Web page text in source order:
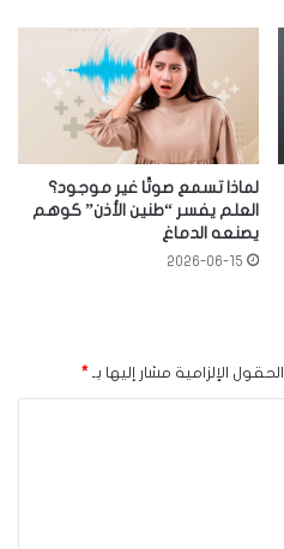
لماذا تسمع صوتًا غير موجود؟
العلم يفسر “طنين الأذن” كوهم
يصنعه الدماغ
2026-06-15
الحقول الإلزامية مشار إليها بـ *